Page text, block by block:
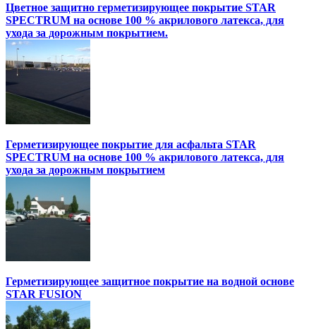
Цветное защитно герметизирующее покрытие STAR
SPECTRUM на основе 100 % акрилового латекса, для
ухода за дорожным покрытием.
Герметизирующее покрытие для асфальта STAR
SPECTRUM на основе 100 % акрилового латекса, для
ухода за дорожным покрытием
Герметизирующее защитное покрытие на водной основе
STAR FUSION